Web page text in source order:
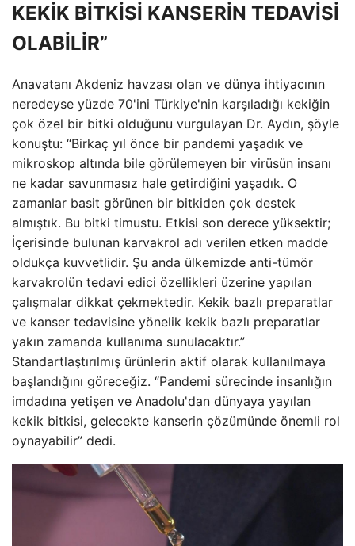
KEKİK BİTKİSİ KANSERİN TEDAVİSİ
OLABİLİR”
Anavatanı Akdeniz havzası olan ve dünya ihtiyacının
neredeyse yüzde 70'ini Türkiye'nin karşıladığı kekiğin
çok özel bir bitki olduğunu vurgulayan Dr. Aydın, şöyle
konuştu: “Birkaç yıl önce bir pandemi yaşadık ve
mikroskop altında bile görülemeyen bir virüsün insanı
ne kadar savunmasız hale getirdiğini yaşadık. O
zamanlar basit görünen bir bitkiden çok destek
almıştık. Bu bitki timustu. Etkisi son derece yüksektir;
İçerisinde bulunan karvakrol adı verilen etken madde
oldukça kuvvetlidir. Şu anda ülkemizde anti-tümör
karvakrolün tedavi edici özellikleri üzerine yapılan
çalışmalar dikkat çekmektedir. Kekik bazlı preparatlar
ve kanser tedavisine yönelik kekik bazlı preparatlar
yakın zamanda kullanıma sunulacaktır.”
Standartlaştırılmış ürünlerin aktif olarak kullanılmaya
başlandığını göreceğiz. “Pandemi sürecinde insanlığın
imdadına yetişen ve Anadolu'dan dünyaya yayılan
kekik bitkisi, gelecekte kanserin çözümünde önemli rol
oynayabilir” dedi.